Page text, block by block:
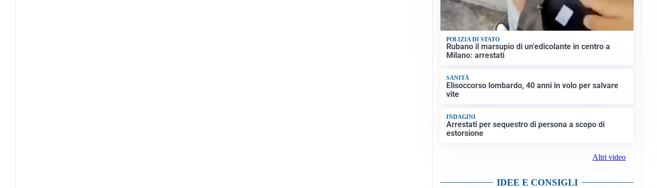
POLIZIA DI STATO
Rubano il marsupio di un’edicolante in centro a
Milano: arrestati
SANITÀ
Elisoccorso lombardo, 40 anni in volo per salvare
vite
INDAGINI
Arrestati per sequestro di persona a scopo di
estorsione
Altri video
IDEE E CONSIGLI